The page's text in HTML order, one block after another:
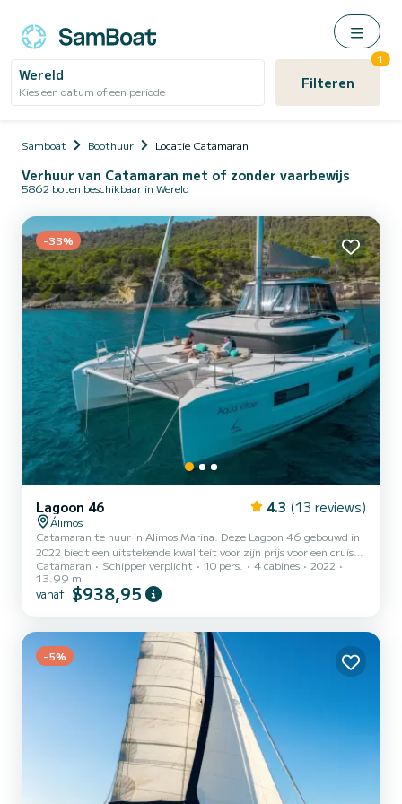
Wereld
Kies een datum of een periode Filteren
1
Samboat Boothuur Locatie Catamaran
Verhuur van Catamaran met of zonder vaarbewijs
5862 boten beschikbaar in Wereld
-33%
Lagoon 46 4.3 (13 reviews)
Álimos
Catamaran te huur in Alimos Marina. Deze Lagoon 46 gebouwd in
2022 biedt een uitstekende kwaliteit voor zijn prijs voor een cruise
van een paar dagen of zelfs een paar weken. De catamaran is 14
meter lang met 114 pk. De 4 hutten bieden plaats aan 10
passagiers tijdens het cruisen. Voor uw comfort heeft Aqua Vitae 4
automatische piloot, buitenboordmotor, tv, luidsp...
Catamaran Schipper verplicht 10 pers. 4 cabines
2022
13.99 m
vanaf $938,95
-5%